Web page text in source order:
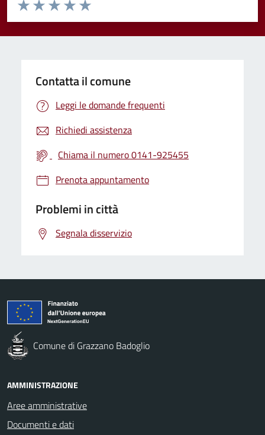
Valuta 5 stelle su 5
Valuta 4 stelle su 5
Valuta 3 stelle su 5
Valuta 2 stelle su 5
Valuta 1 stelle su 5
Contatta il comune
Leggi le domande frequenti
Richiedi assistenza
Chiama il numero 0141-925455
Prenota appuntamento
Problemi in città
Segnala disservizio
Comune di Grazzano Badoglio
AMMINISTRAZIONE
Aree amministrative
Documenti e dati